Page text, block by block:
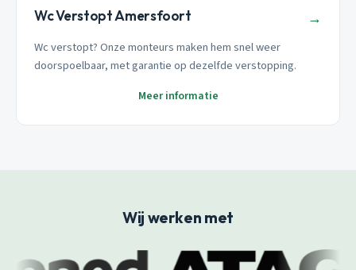
Wc Verstopt Amersfoort →
Wc verstopt? Onze monteurs maken hem snel weer
doorspoelbaar, met garantie op dezelfde verstopping.
Meer informatie
Wij werken met